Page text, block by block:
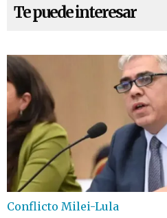
Te puede interesar
Conflicto Milei-Lula